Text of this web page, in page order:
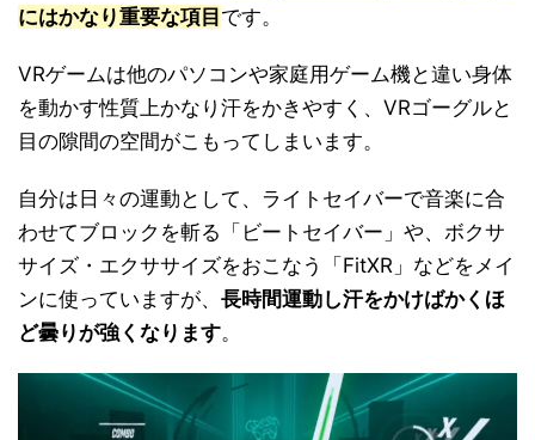
にはかなり重要な項目です。
VRゲームは他のパソコンや家庭用ゲーム機と違い身体
を動かす性質上かなり汗をかきやすく、VRゴーグルと
目の隙間の空間がこもってしまいます。
自分は日々の運動として、ライトセイバーで音楽に合
わせてブロックを斬る「ビートセイバー」や、ボクサ
サイズ・エクササイズをおこなう「FitXR」などをメイ
ンに使っていますが、 長時間運動し汗をかけばかくほ
ど曇りが強くなります。